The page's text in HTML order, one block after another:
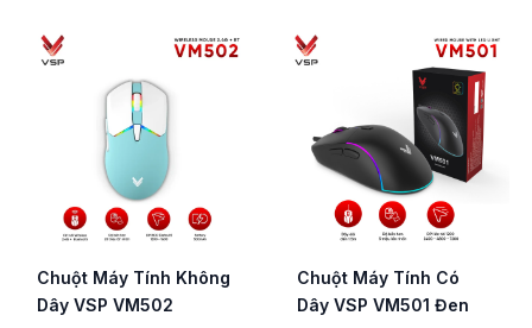
Chuột Máy Tính Không
Dây VSP VM502
Chuột Máy Tính Có
Dây VSP VM501 Đen